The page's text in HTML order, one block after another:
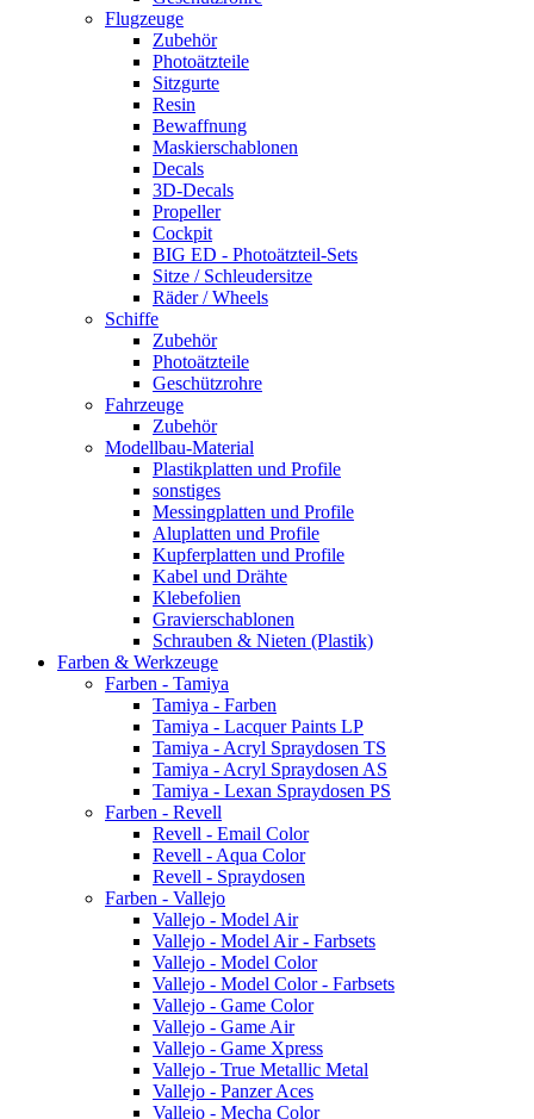
Flugzeuge
Zubehör
Photoätzteile
Sitzgurte
Resin
Bewaffnung
Maskierschablonen
Decals
3D-Decals
Propeller
Cockpit
BIG ED - Photoätzteil-Sets
Sitze / Schleudersitze
Räder / Wheels
Schiffe
Zubehör
Photoätzteile
Geschützrohre
Fahrzeuge
Zubehör
Modellbau-Material
Plastikplatten und Profile
sonstiges
Messingplatten und Profile
Aluplatten und Profile
Kupferplatten und Profile
Kabel und Drähte
Klebefolien
Gravierschablonen
Schrauben & Nieten (Plastik)
Farben & Werkzeuge
Farben - Tamiya
Tamiya - Farben
Tamiya - Lacquer Paints LP
Tamiya - Acryl Spraydosen TS
Tamiya - Acryl Spraydosen AS
Tamiya - Lexan Spraydosen PS
Farben - Revell
Revell - Email Color
Revell - Aqua Color
Revell - Spraydosen
Farben - Vallejo
Vallejo - Model Air
Vallejo - Model Air - Farbsets
Vallejo - Model Color
Vallejo - Model Color - Farbsets
Vallejo - Game Color
Vallejo - Game Air
Vallejo - Game Xpress
Vallejo - True Metallic Metal
Vallejo - Panzer Aces
Vallejo - Mecha Color